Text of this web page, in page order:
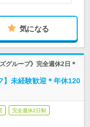
気になる
グループ》完全週休2日＊
】未経験歓迎＊年休120
完全週休2日制